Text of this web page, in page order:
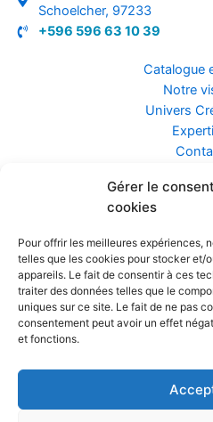
Gérer le
cookies
Pour offrir les meilleures expériences,
telles que les cookies pour stocker et/
appareils. Le fait de consentir à ces
traiter des données telles que le
uniques sur ce site. Le fait de ne pas
consentement peut avoir un effet
et fonctions.
Schoelcher, 97233
+596 596 63 10 39
Catalogue
Notre
Univers
Confidentialité
Conditions